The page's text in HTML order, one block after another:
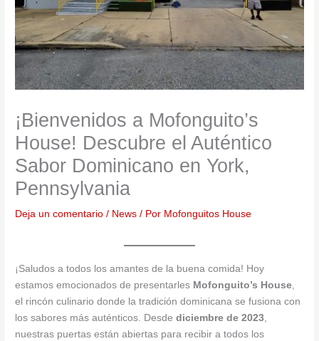
¡Bienvenidos a Mofonguito’s
House! Descubre el Auténtico
Sabor Dominicano en York,
Pennsylvania
Deja un comentario / News / Por Mofonguitos House
¡Saludos a todos los amantes de la buena comida! Hoy
estamos emocionados de presentarles Mofonguito’s House,
el rincón culinario donde la tradición dominicana se fusiona con
los sabores más auténticos. Desdediciembre de 2023,
nuestras puertas están abiertas para recibir a todos los